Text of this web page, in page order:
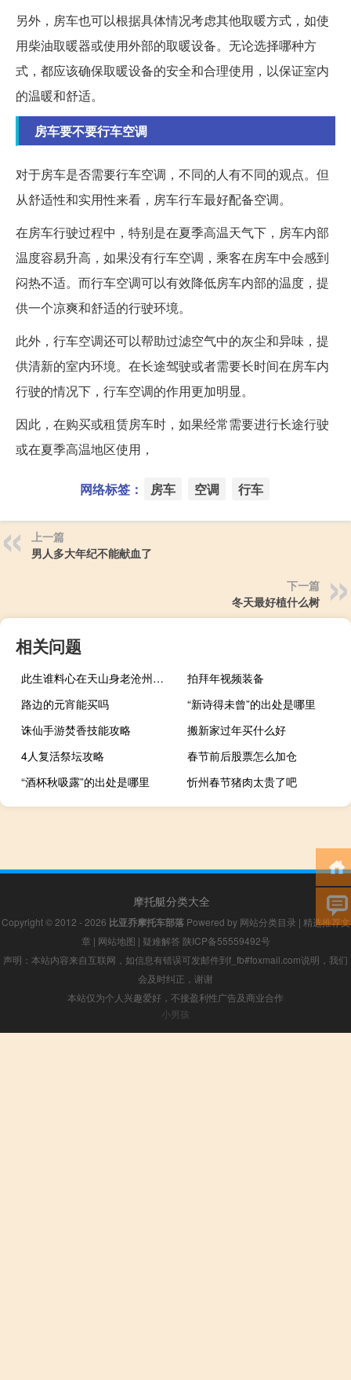
另外，房车也可以根据具体情况考虑其他取暖方式，如使
用柴油取暖器或使用外部的取暖设备。无论选择哪种方
式，都应该确保取暖设备的安全和合理使用，以保证室内
的温暖和舒适。
房车要不要行车空调
对于房车是否需要行车空调，不同的人有不同的观点。但
从舒适性和实用性来看，房车行车最好配备空调。
在房车行驶过程中，特别是在夏季高温天气下，房车内部
温度容易升高，如果没有行车空调，乘客在房车中会感到
闷热不适。而行车空调可以有效降低房车内部的温度，提
供一个凉爽和舒适的行驶环境。
此外，行车空调还可以帮助过滤空气中的灰尘和异味，提
供清新的室内环境。在长途驾驶或者需要长时间在房车内
行驶的情况下，行车空调的作用更加明显。
因此，在购买或租赁房车时，如果经常需要进行长途行驶
或在夏季高温地区使用，
网络标签： 房车 空调 行车
上一篇
男人多大年纪不能献血了
下一篇
冬天最好植什么树
相关问题
此生谁料心在天山身老沧州表达方式（此生谁料 心在天山 身老沧州）
拍拜年视频装备
路边的元宵能买吗
“新诗得未曾”的出处是哪里
诛仙手游焚香技能攻略
搬新家过年买什么好
4人复活祭坛攻略
春节前后股票怎么加仓
“酒杯秋吸露”的出处是哪里
忻州春节猪肉太贵了吧
摩托艇分类大全
Copyright © 2012 - 2026 比亚乔摩托车部落Powered by 网站分类目录 | 精选推荐文
章 | 网站地图 | 疑难解答 陕ICP备55559492号
声明：本站内容来自互联网，如信息有错误可发邮件到f_fb#foxmail.com说明，我们
会及时纠正，谢谢
本站仅为个人兴趣爱好，不接盈利性广告及商业合作
小男孩